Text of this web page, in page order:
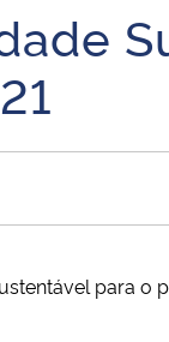
para o